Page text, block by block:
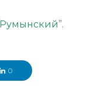
Румынский”.